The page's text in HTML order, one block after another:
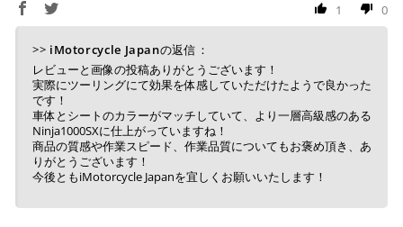
1 0
>> iMotorcycle Japanの返信：
レビューと画像の投稿ありがとうございます！
実際にツーリングにて効果を体感していただけたようで良かった
です！
車体とシートのカラーがマッチしていて、より一層高級感のある
Ninja1000SXに仕上がっていますね！
商品の質感や作業スピード、作業品質についてもお褒め頂き、あ
りがとうございます！
今後ともiMotorcycle Japanを宜しくお願いいたします！